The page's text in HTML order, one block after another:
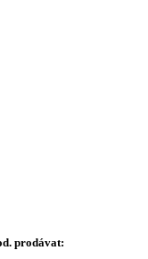
prodávat: